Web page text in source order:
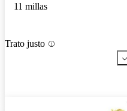
11 millas
Trato justo